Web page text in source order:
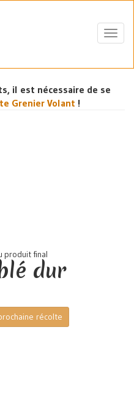
il est nécessaire de se
Grenier Volant !
produit final
dur
récolte